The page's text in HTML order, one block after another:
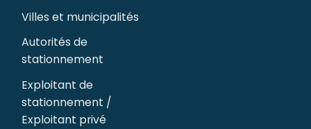
Villes et municipalités
Autorités de
stationnement
Exploitant de
stationnement /
Exploitant privé